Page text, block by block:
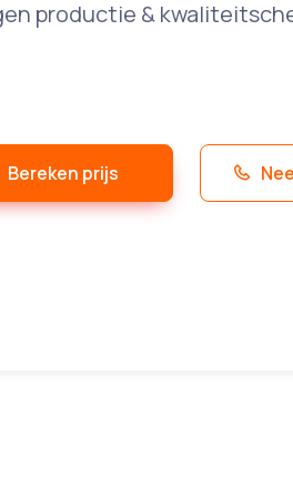
productie &
Bereken prijs